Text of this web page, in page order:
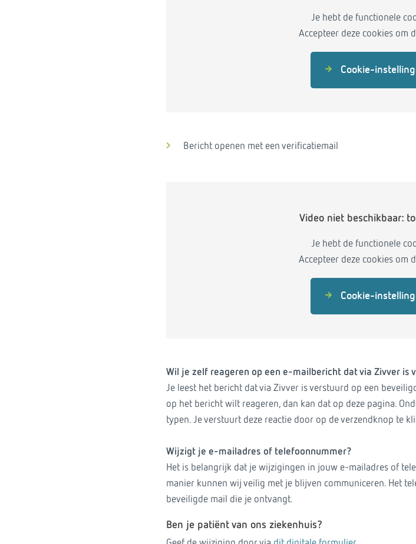
Je hebt de functionele
Accepteer deze cookies om
Cookie-
Bericht openen met een verificatiemail
Video niet beschikbaar:
Je hebt de functionele
Accepteer deze cookies om
Cookie-
Wil je zelf reageren op een e-mailbericht dat via Zivver is
Je leest het bericht dat via Zivver is verstuurd op een
op het bericht wilt reageren, dan kan dat op deze pagina.
typen. Je verstuurt deze reactie door op de verzendknop te
Wijzigt je e-mailadres of telefoonnummer?
Het is belangrijk dat je wijzigingen in jouw e-mailadres of
manier kunnen wij veilig met je blijven communiceren. Het
beveiligde mail die je ontvangt.
Ben je patiënt van ons ziekenhuis?